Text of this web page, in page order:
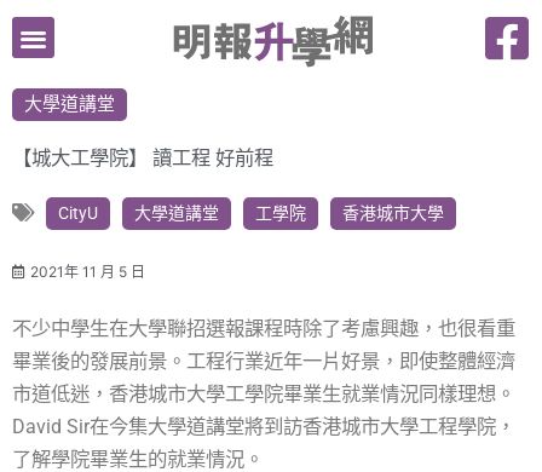
跳
要 大學道講堂
【城大工學院】 讀工程 好前程
CityU 大學道講堂 工學院 香港城市大學
2021年 11 月 5 日
不少中學生在大學聯招選報課程時除了考慮興趣，也很看重
畢業後的發展前景。工程行業近年一片好景，即使整體經濟
市道低迷，香港城市大學工學院畢業生就業情況同樣理想。
David Sir在今集大學道講堂將到訪香港城市大學工程學院，
了解學院畢業生的就業情況。